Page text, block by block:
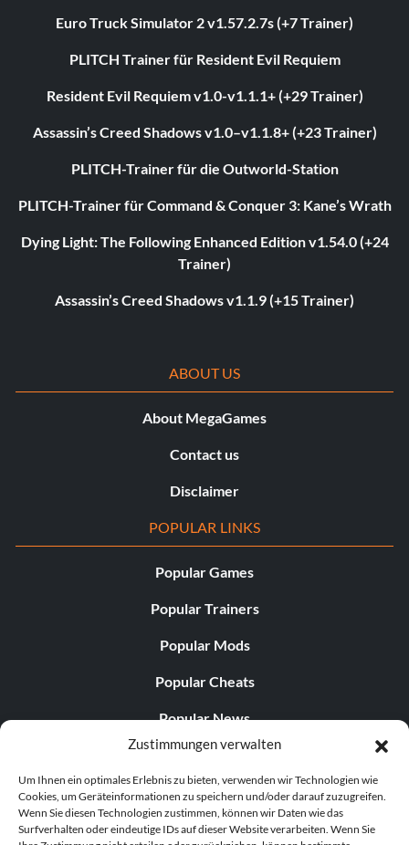
Zustimmungen verwalten
Um Ihnen ein optimales Erlebnis zu bieten, verwenden wir Technologien wie
Cookies, um Geräteinformationen zu speichern und/oder darauf zuzugreifen.
Wenn Sie diesen Technologien zustimmen, können wir Daten wie das
Surfverhalten oder eindeutige IDs auf dieser Website verarbeiten. Wenn Sie
Euro Truck Simulator 2 v1.57.2.7s (+7 Trainer)
PLITCH Trainer für Resident Evil Requiem
Resident Evil Requiem v1.0-v1.1.1+ (+29 Trainer)
Assassin’s Creed Shadows v1.0–v1.1.8+ (+23 Trainer)
PLITCH-Trainer für die Outworld-Station
PLITCH-Trainer für Command & Conquer 3: Kane’s Wrath
Dying Light: The Following Enhanced Edition v1.54.0 (+24
Trainer)
Assassin’s Creed Shadows v1.1.9 (+15 Trainer)
ABOUT US
About MegaGames
Contact us
Disclaimer
POPULAR LINKS
Popular Games
Popular Trainers
Popular Mods
Popular Cheats
Popular News
Popular Editorials
Popular Free Games
LATEST UPDATES